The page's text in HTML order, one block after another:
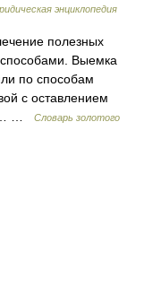
энциклопедия
полезных
Выемка
по способам
с оставлением
…
Словарь золотого